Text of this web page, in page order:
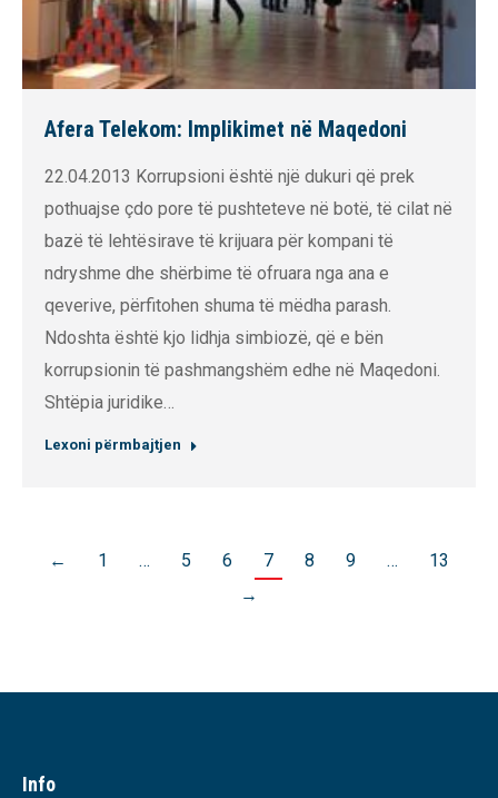
Afera Telekom: Implikimet në Maqedoni
22.04.2013 Korrupsioni është një dukuri që prek
pothuajse çdo pore të pushteteve në botë, të cilat në
bazë të lehtësirave të krijuara për kompani të
ndryshme dhe shërbime të ofruara nga ana e
qeverive, përfitohen shuma të mëdha parash.
Ndoshta është kjo lidhja simbiozë, që e bën
korrupsionin të pashmangshëm edhe në Maqedoni.
Shtëpia juridike…
Lexoni përmbajtjen
← 1 … 5 6 7 8 9 …
13
→
Info